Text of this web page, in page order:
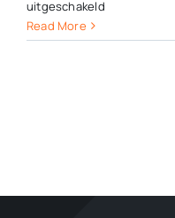
uitgeschakeldvoor
De
Read More